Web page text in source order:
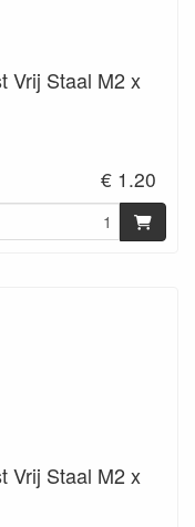
Vrij Staal M2 x
€ 1.20
Vrij Staal M2 x